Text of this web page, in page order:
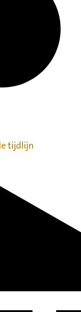
tijdlijn